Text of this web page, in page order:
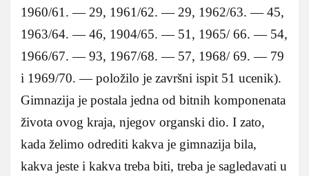
1960/61. — 29, 1961/62. — 29, 1962/63. — 45,
1963/64. — 46, 1904/65. — 51, 1965/ 66. — 54,
1966/67. — 93, 1967/68. — 57, 1968/ 69. — 79
i 1969/70. — položilo je završni ispit 51 ucenik).
Gimnazija je postala jedna od bitnih komponenata
života ovog kraja, njegov organski dio. I zato,
kada želimo odrediti kakva je gimnazija bila,
kakva jeste i kakva treba biti, treba je sagledavati u